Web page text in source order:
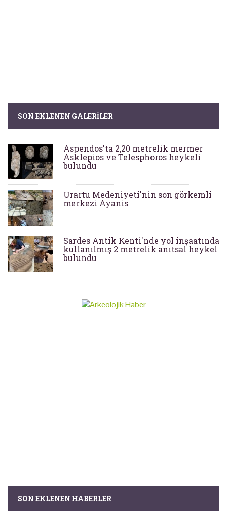
SON EKLENEN GALERILER
Aspendos'ta 2,20 metrelik mermer
Asklepios ve Telesphoros heykeli
bulundu
Urartu Medeniyeti'nin son görkemli
merkezi Ayanis
Sardes Antik Kenti'nde yol inşaatında
kullanılmış 2 metrelik anıtsal heykel
bulundu
SON EKLENEN HABERLER